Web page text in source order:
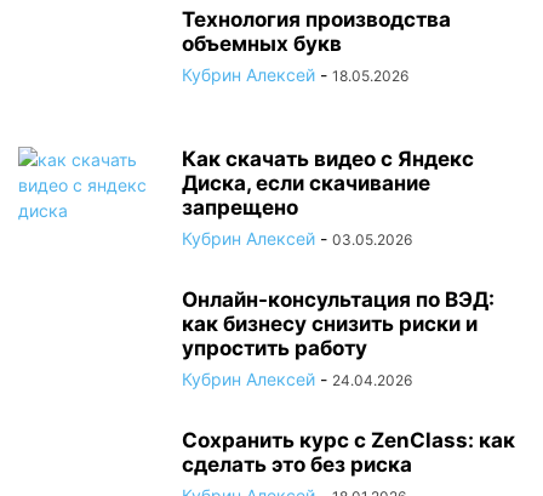
Технология производства
объемных букв
Кубрин Алексей - 18.05.2026
Как скачать видео с Яндекс
Диска, если скачивание
запрещено
Кубрин Алексей - 03.05.2026
Онлайн-консультация по ВЭД:
как бизнесу снизить риски и
упростить работу
Кубрин Алексей - 24.04.2026
Сохранить курс с ZenClass: как
сделать это без риска